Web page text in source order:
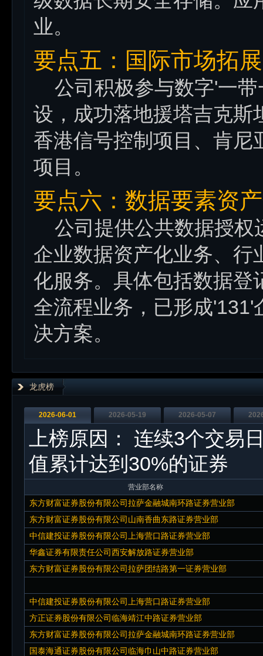
业。
要点五：国际市场拓展
公司积极参与数字'一带
设，成功落地援塔吉克斯
香港信号控制项目、肯尼
项目。
要点六：数据要素资
公司提供公共数据授权
企业数据资产化业务、行
化服务。具体包括数据登
全流程业务，已形成
决方案。
龙虎榜
2026-06-01 2026-05-19 2026-05-07
上榜原因： 连续3个交易
值累计达到30%的证券
营业部名称
东方财富证券股份有限公司拉萨金融城南环路证券营业部
东方财富证券股份有限公司山南香曲东路证券营业部
中信建投证券股份有限公司上海营口路证券营业部
华鑫证券有限责任公司西安解放路证券营业部
东方财富证券股份有限公司拉萨团结路第一证券营业部
中信建投证券股份有限公司上海营口路证券营业部
方正证券股份有限公司临海靖江中路证券营业部
东方财富证券股份有限公司拉萨金融城南环路证券营业部
国泰海通证券股份有限公司临海巾山中路证券营业部